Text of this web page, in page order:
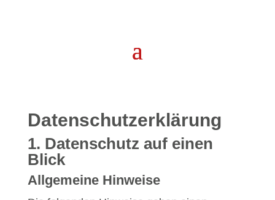
Datenschutz­erklärung
1. Datenschutz auf einen
Blick
Allgemeine Hinweise